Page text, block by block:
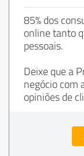
85% dos
online tanto
pessoais.
Deixe que a
negócio com
opiniões de